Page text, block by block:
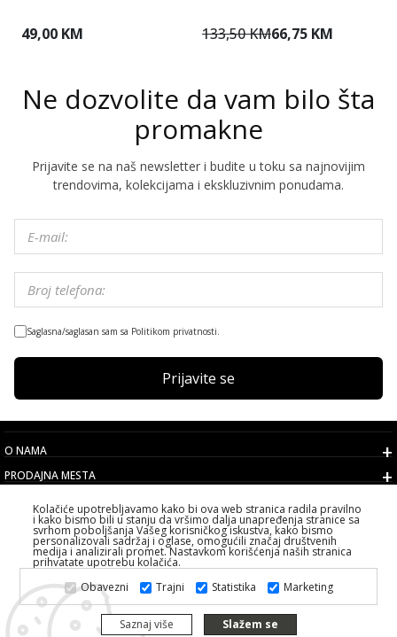
49,00 KM 133,50 KM66,75 KM
Ne dozvolite da vam bilo šta
promakne
Prijavite se na naš newsletter i budite u toku sa najnovijim
trendovima, kolekcijama i ekskluzivnim ponudama.
Saglasna/saglasan sam sa Politikom privatnosti.
Prijavite se
O NAMA
PRODAJNA MESTA
KORISNIČKI SERVIS
IZABERITE DRŽAVU
2026 PS FASHION DESIGN DOO
SVA PRAVA ZADRŽANA ALL RIGHTS RESERVED
Kolačiće upotrebljavamo kako bi ova web stranica radila pravilno
i kako bismo bili u stanju da vršimo dalja unapređenja stranice sa
svrhom poboljšanja Vašeg korisničkog iskustva, kako bismo
personalizovali sadržaj i oglase, omogućili značaj društvenih
medija i analizirali promet. Nastavkom korišćenja naših stranica
prihvatate upotrebu kolačića.
Obavezni
Trajni Statistika Marketing
Saznaj više Slažem se